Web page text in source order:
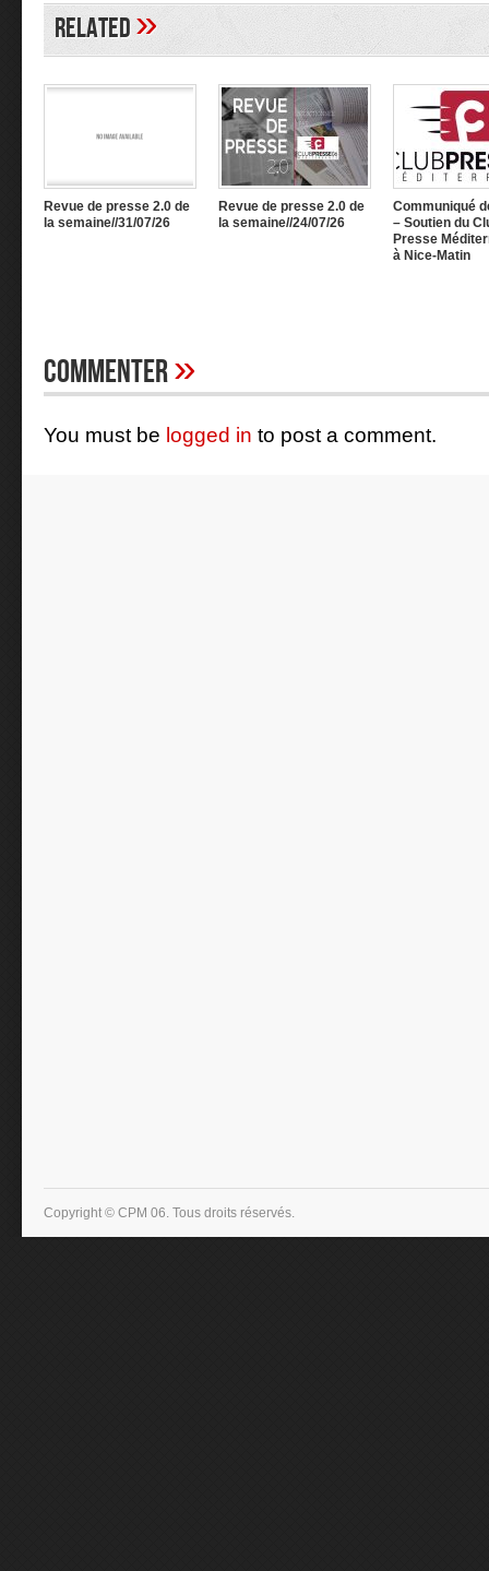
Related»
Revue de presse 2.0 de
la semaine//31/07/26
Revue de presse 2.0 de
la semaine//24/07/26
Communiqué
– Soutien du
Presse
à Nice-Matin
Commenter»
You must be logged in to post a comment.
Copyright © CPM 06. Tous droits réservés.